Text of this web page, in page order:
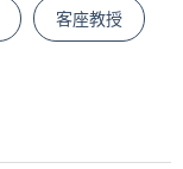
客座教授